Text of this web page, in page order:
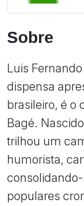
Sobre
Luis
dispensa
brasileiro, é o
Bagé.
trilhou um
humorista,
populares